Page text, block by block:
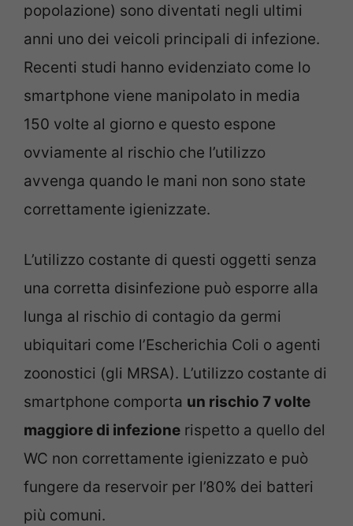
popolazione) sono diventati negli ultimi
anni uno dei veicoli principali di infezione.
Recenti studi hanno evidenziato come lo
smartphone viene manipolato in media
150 volte al giorno e questo espone
ovviamente al rischio che l’utilizzo
avvenga quando le mani non sono state
correttamente igienizzate.
L’utilizzo costante di questi oggetti senza
una corretta disinfezione può esporre alla
lunga al rischio di contagio da germi
ubiquitari come l’Escherichia Coli o agenti
zoonostici (gli MRSA). L’utilizzo costante di
smartphone comporta un rischio 7 volte
maggiore di infezione rispetto a quello del
WC non correttamente igienizzato e può
fungere da reservoir per l’80% dei batteri
più comuni.